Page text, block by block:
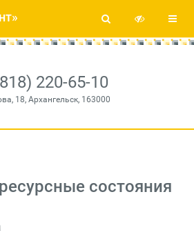
220-65-10
18, Архангельск, 163000
состояния